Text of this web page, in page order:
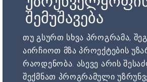
შემუშავება
თუ გსურთ სხვა პროგრამა,
აირჩიოთ მზა პროექტების
რაოდენობა. ასევე არის
შექმნათ პროგრამული